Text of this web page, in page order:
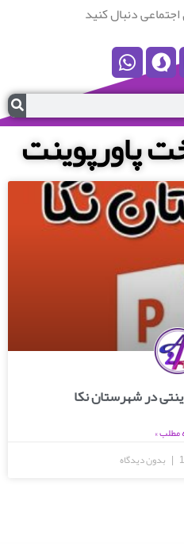
دنبال کنید
پاورپوینت
در شهرستان نکا
مطلب »
بدون دیدگاه